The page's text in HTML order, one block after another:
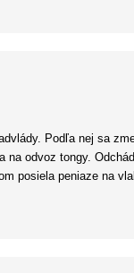
sa do nej akosi
sérii, a napriek
Podľa nej sa
odvoz tongy.
posiela peniaze na